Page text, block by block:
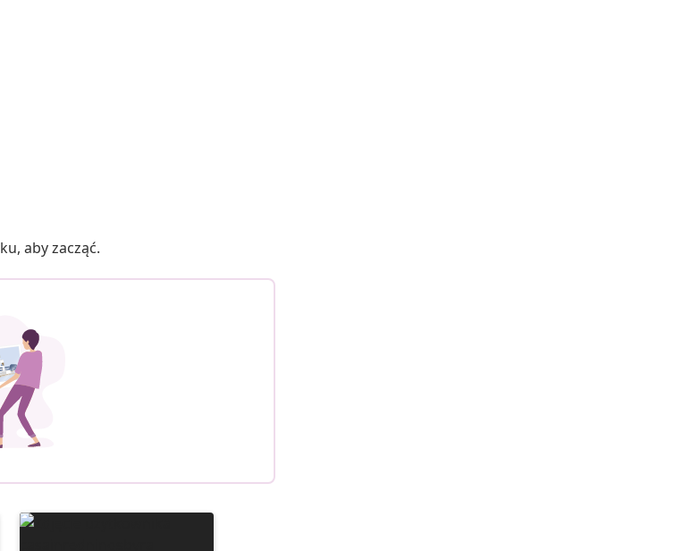
aby zacząć.